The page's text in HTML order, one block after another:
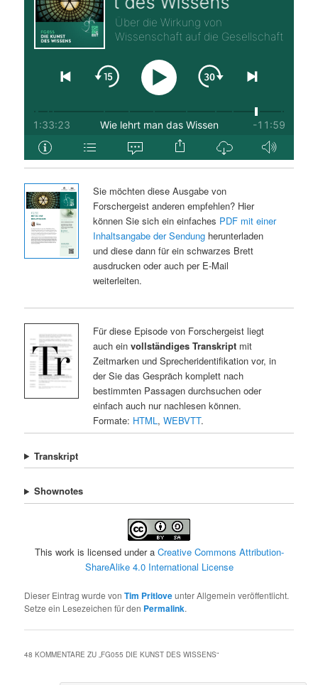
Sie möchten diese Ausgabe von
Forschergeist anderen empfehlen? Hier
können Sie sich ein einfaches PDF mit einer
Inhaltsangabe der Sendungherunterladen
und diese dann für ein schwarzes Brett
ausdrucken oder auch per E-Mail
weiterleiten.
Für diese Episode von Forschergeist liegt
auch ein vollständiges Transkriptmit
Zeitmarken und Sprecheridentifikation vor, in
der Sie das Gespräch komplett nach
bestimmten Passagen durchsuchen oder
einfach auch nur nachlesen können.
Formate: HTML, WEBVTT.
Transkript
Shownotes
This work is licensed under a Creative Commons Attribution-
ShareAlike 4.0 International License
Dieser Eintrag wurde vonTim Pritloveunter Allgemein veröffentlicht.
Setze ein Lesezeichen für den Permalink.
48 KOMMENTARE ZU „FG055 DIE KUNST DES WISSENS“